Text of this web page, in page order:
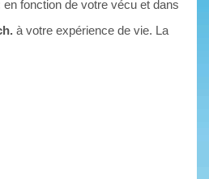
fonction de votre vécu et dans
à votre expérience de vie. La